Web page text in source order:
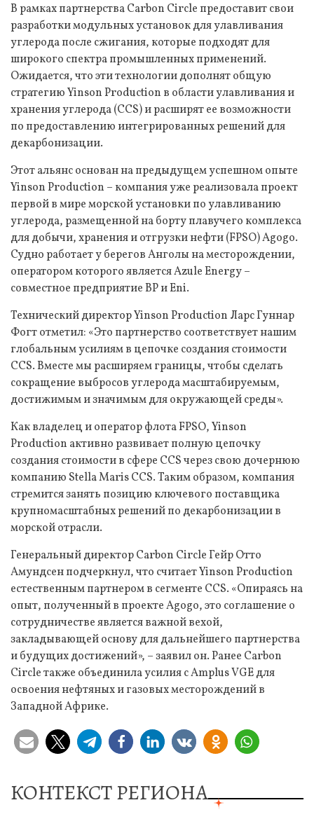
В рамках партнерства Carbon Circle предоставит свои
разработки модульных установок для улавливания
углерода после сжигания, которые подходят для
широкого спектра промышленных применений.
Ожидается, что эти технологии дополнят общую
стратегию Yinson Production в области улавливания и
хранения углерода (CCS) и расширят ее возможности
по предоставлению интегрированных решений для
декарбонизации.
Этот альянс основан на предыдущем успешном опыте
Yinson Production – компания уже реализовала проект
первой в мире морской установки по улавливанию
углерода, размещенной на борту плавучего комплекса
для добычи, хранения и отгрузки нефти (FPSO) Agogo.
Судно работает у берегов Анголы на месторождении,
оператором которого является Azule Energy –
совместное предприятие BP и Eni.
Технический директор Yinson Production Ларс Гуннар
Фогт отметил: «Это партнерство соответствует нашим
глобальным усилиям в цепочке создания стоимости
CCS. Вместе мы расширяем границы, чтобы сделать
сокращение выбросов углерода масштабируемым,
достижимым и значимым для окружающей среды».
Как владелец и оператор флота FPSO, Yinson
Production активно развивает полную цепочку
создания стоимости в сфере CCS через свою дочернюю
компанию Stella Maris CCS. Таким образом, компания
стремится занять позицию ключевого поставщика
крупномасштабных решений по декарбонизации в
морской отрасли.
Генеральный директор Carbon Circle Гейр Отто
Амундсен подчеркнул, что считает Yinson Production
естественным партнером в сегменте CCS. «Опираясь на
опыт, полученный в проекте Agogo, это соглашение о
сотрудничестве является важной вехой,
закладывающей основу для дальнейшего партнерства
и будущих достижений», – заявил он. Ранее Carbon
Circle также объединила усилия с Amplus VGE для
освоения нефтяных и газовых месторождений в
Западной Африке.
КОНТЕКСТ РЕГИОНА